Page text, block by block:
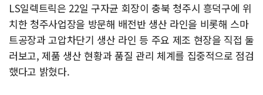
LS일렉트릭은 22일 구자균 회장이 충북 청주시 흥덕구에 위
치한 청주사업장을 방문해 배전반 생산 라인을 비롯해 스마
트공장과 고압차단기 생산 라인 등 주요 제조 현장을 직접 둘
러보고, 제품 생산 현황과 품질 관리 체계를 집중적으로 점검
했다고 밝혔다.